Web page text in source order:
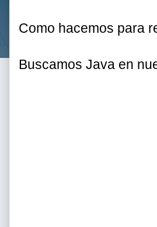
Como hacemos para
Buscamos Java en